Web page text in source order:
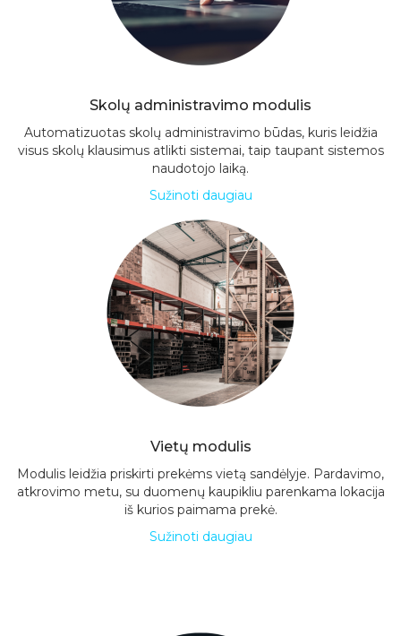
Skolų administravimo modulis
Automatizuotas skolų administravimo būdas, kuris leidžia
visus skolų klausimus atlikti sistemai, taip taupant sistemos
naudotojo laiką.
Sužinoti daugiau
Vietų modulis
Modulis leidžia priskirti prekėms vietą sandėlyje. Pardavimo,
atkrovimo metu, su duomenų kaupikliu parenkama lokacija
iš kurios paimama prekė.
Sužinoti daugiau